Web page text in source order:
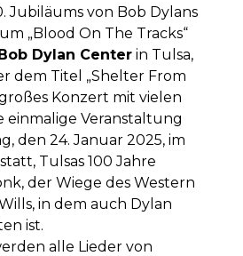
Jubiläums von Bob Dylans
„Blood On The Tracks“
Dylan Center in Tulsa,
dem Titel „Shelter From
Konzert mit vielen
einmalige Veranstaltung
den 24. Januar 2025, im
Tulsas 100 Jahre
der Wiege des Western
in dem auch Dylan
ist.
alle Lieder von